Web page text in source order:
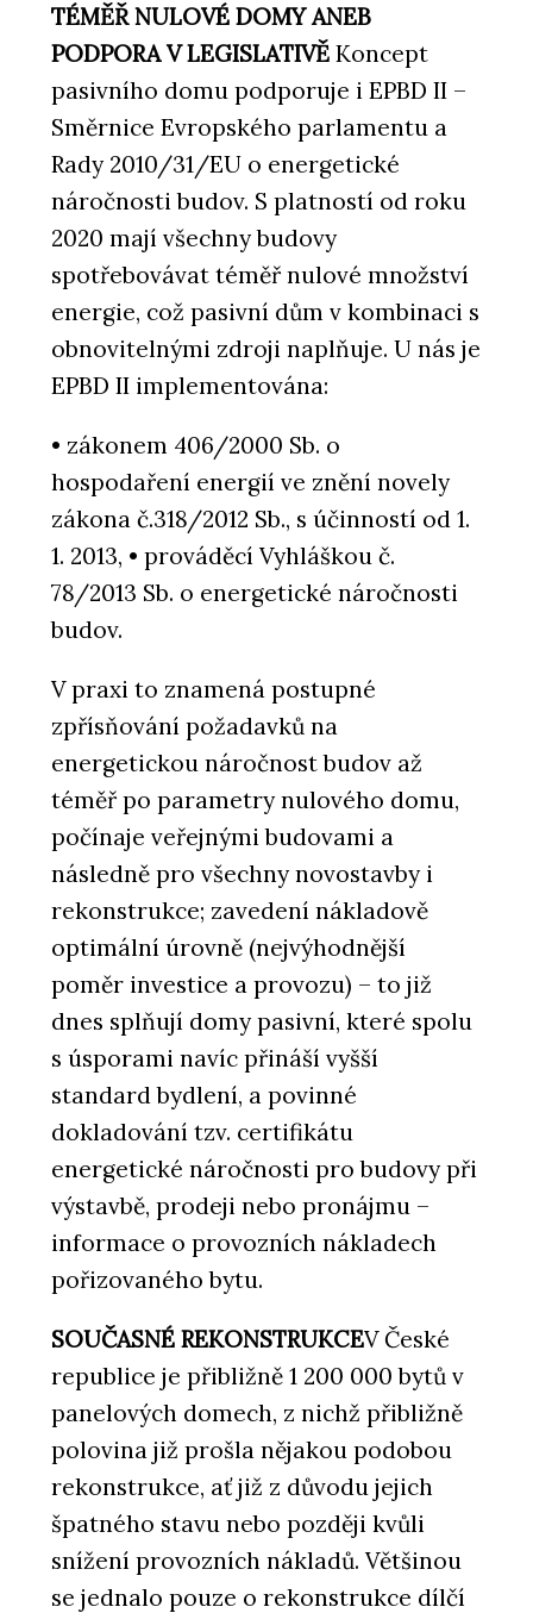
TÉMĚŘ NULOVÉ DOMY ANEB
PODPORA V LEGISLATIVĚ Koncept
pasivního domu podporuje i EPBD II –
Směrnice Evropského parlamentu a
Rady 2010/31/EU o energetické
náročnosti budov. S platností od roku
2020 mají všechny budovy
spotřebovávat téměř nulové množství
energie, což pasivní dům v kombinaci s
obnovitelnými zdroji naplňuje. U nás je
EPBD II implementována:
• zákonem 406/2000 Sb. o
hospodaření energií ve znění novely
zákona č.318/2012 Sb., s účinností od 1.
1. 2013, • prováděcí Vyhláškou č.
78/2013 Sb. o energetické náročnosti
budov.
V praxi to znamená postupné
zpřísňování požadavků na
energetickou náročnost budov až
téměř po parametry nulového domu,
počínaje veřejnými budovami a
následně pro všechny novostavby i
rekonstrukce; zavedení nákladově
optimální úrovně (nejvýhodnější
poměr investice a provozu) – to již
dnes splňují domy pasivní, které spolu
s úsporami navíc přináší vyšší
standard bydlení, a povinné
dokladování tzv. certifikátu
energetické náročnosti pro budovy při
výstavbě, prodeji nebo pronájmu –
informace o provozních nákladech
pořizovaného bytu.
SOUČASNÉ REKONSTRUKCEV České
republice je přibližně 1 200 000 bytů v
panelových domech, z nichž přibližně
polovina již prošla nějakou podobou
rekonstrukce, ať již z důvodu jejich
špatného stavu nebo později kvůli
snížení provozních nákladů. Většinou
se jednalo pouze o rekonstrukce dílčí